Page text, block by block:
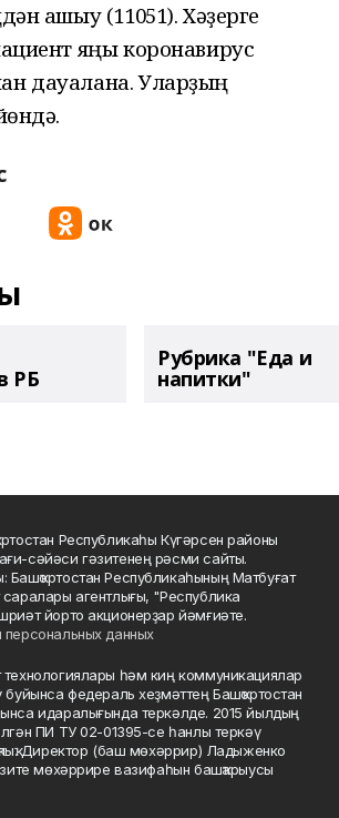
ашыу (11051). Хәҙерге
яңы коронавирус
дауалана. Уларҙың
РБ
Рубрика "Еда и
напитки"
Республикаһы Күгәрсен районы
сәйәси гәзитенең рәсми сайты.
Республикаһының Матбуғат
агентлығы, "Республика
йорто акционерҙар йәмғиәте.
данных
һәм киң коммуникациялар
буйынса федераль хеҙмәттең Башҡортостан
идаралығында теркәлде. 2015 йылдың
ПИ ТУ 02-01395-се һанлы теркәү
Директор (баш мөхәррир) Ладыженко
мөхәррире вазифаһын башҡарыусы